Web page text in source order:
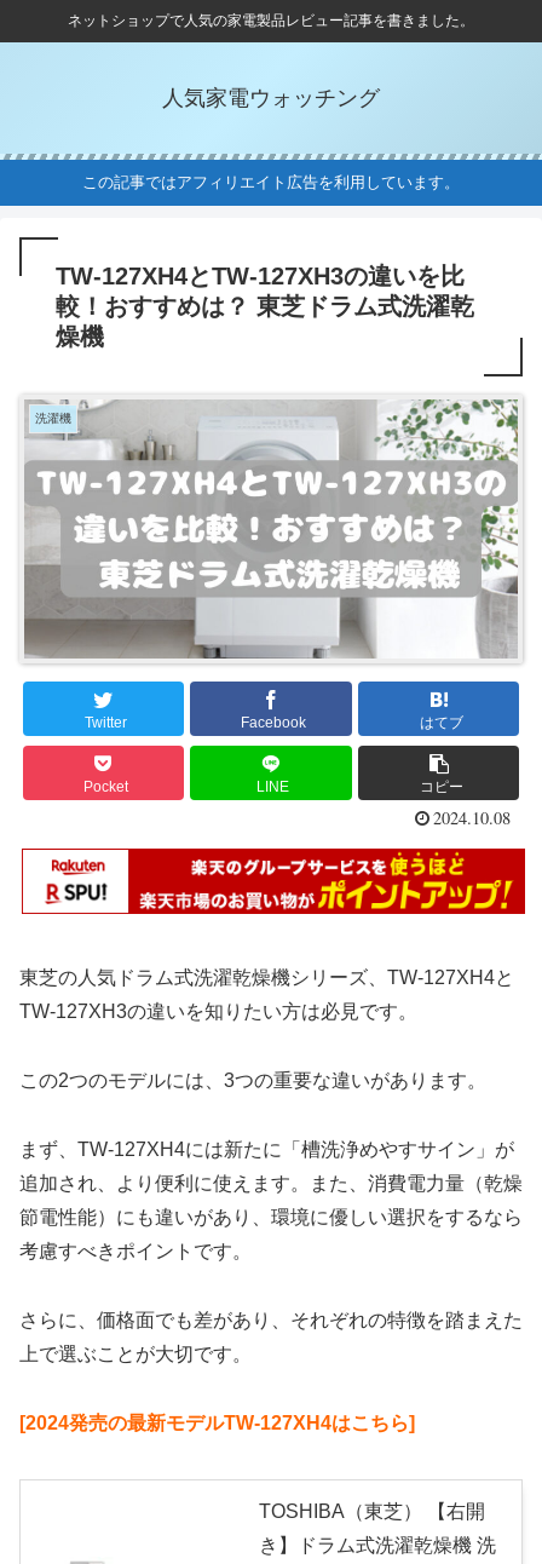
ネットショップで人気の家電製品レビュー記事を書きました。
人気家電ウォッチング
この記事ではアフィリエイト広告を利用しています。
TW-127XH4とTW-127XH3の違いを比
較！おすすめは？ 東芝ドラム式洗濯乾
燥機
洗濯機
Twitter Facebook はてブ
Pocket LINE コピー
2024.10.08
東芝の人気ドラム式洗濯乾燥機シリーズ、TW-127XH4と
TW-127XH3の違いを知りたい方は必見です。
この2つのモデルには、3つの重要な違いがあります。
まず、TW-127XH4には新たに「槽洗浄めやすサイン」が
追加され、より便利に使えます。また、消費電力量（乾燥
節電性能）にも違いがあり、環境に優しい選択をするなら
考慮すべきポイントです。
さらに、価格面でも差があり、それぞれの特徴を踏まえた
上で選ぶことが大切です。
[2024発売の最新モデルTW-127XH4はこちら]
TOSHIBA（東芝） 【右開
き】ドラム式洗濯乾燥機 洗